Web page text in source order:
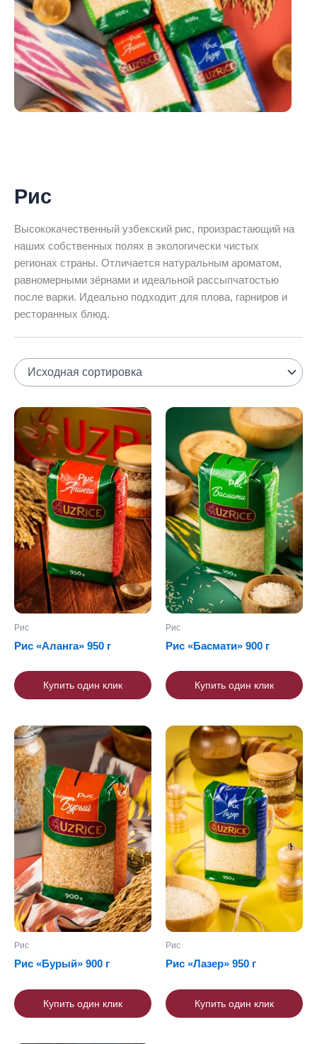
Рис
Высококачественный узбекский рис, произрастающий на
наших собственных полях в экологически чистых
регионах страны. Отличается натуральным ароматом,
равномерными зёрнами и идеальной рассыпчатостью
после варки. Идеально подходит для плова, гарниров и
ресторанных блюд.
Рис
Рис «Аланга» 950 г
Купить один клик
Рис
Рис «Басмати» 900 г
Купить один клик
Рис
Рис «Бурый» 900 г
Купить один клик
Рис
Рис «Лазер» 950 г
Купить один клик